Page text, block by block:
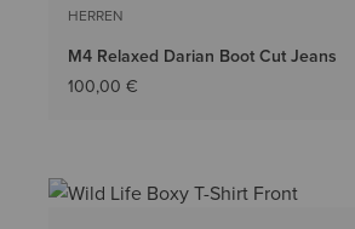
HERREN
M4 Relaxed Darian Boot Cut Jeans
100,00 €